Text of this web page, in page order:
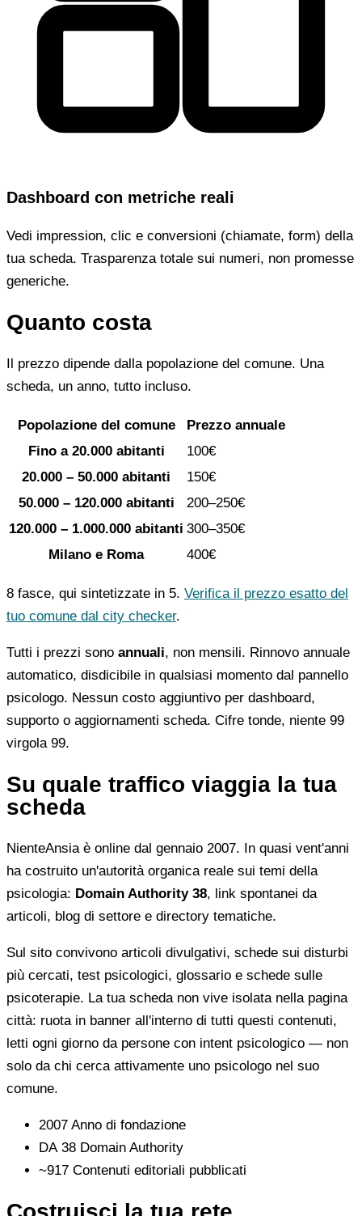
Dashboard con metriche reali
Vedi impression, clic e conversioni (chiamate, form) della
tua scheda. Trasparenza totale sui numeri, non promesse
generiche.
Quanto costa
Il prezzo dipende dalla popolazione del comune. Una
scheda, un anno, tutto incluso.
Popolazione del comune
Prezzo annuale
Fino a 20.000 abitanti
100€
20.000 – 50.000 abitanti
150€
50.000 – 120.000 abitanti
200–250€
120.000 – 1.000.000 abitanti 300–350€
Milano e Roma
400€
8 fasce, qui sintetizzate in 5. Verifica il prezzo esatto del
tuo comune dal city checker.
Tutti i prezzi sono annuali, non mensili. Rinnovo annuale
automatico, disdicibile in qualsiasi momento dal pannello
psicologo. Nessun costo aggiuntivo per dashboard,
supporto o aggiornamenti scheda. Cifre tonde, niente 99
virgola 99.
Su quale traffico viaggia la tua
scheda
NienteAnsia è online dal gennaio 2007. In quasi vent'anni
ha costruito un'autorità organica reale sui temi della
psicologia: Domain Authority 38, link spontanei da
articoli, blog di settore e directory tematiche.
Sul sito convivono articoli divulgativi, schede sui disturbi
più cercati, test psicologici, glossario e schede sulle
psicoterapie. La tua scheda non vive isolata nella pagina
città: ruota in banner all'interno di tutti questi contenuti,
letti ogni giorno da persone con intent psicologico — non
solo da chi cerca attivamente uno psicologo nel suo
comune.
2007 Anno di fondazione
DA 38 Domain Authority
~917 Contenuti editoriali pubblicati